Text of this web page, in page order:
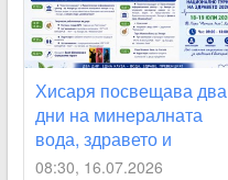
Хисаря посвещава два
дни на минералната
вода, здравето и
превенцията
08:30, 16.07.2026